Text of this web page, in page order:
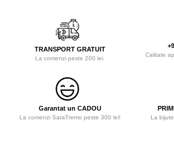
TRANSPORT GRATUIT
La comenzi peste 200 lei.
Calitate
Garantat un CADOU
La comenzi SaraTremo peste 300 lei! La